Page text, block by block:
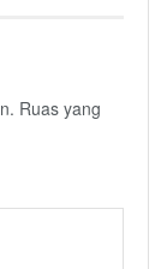
Ruas yang